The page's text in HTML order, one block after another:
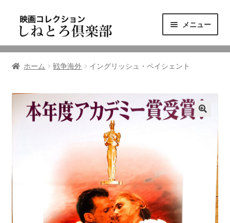
ゲ
シ
ン
テ
ツ
ス
メニュー
ニュース
東三河の映画館
ホーム 戦争海外 イングリッシュ・ペイシェント